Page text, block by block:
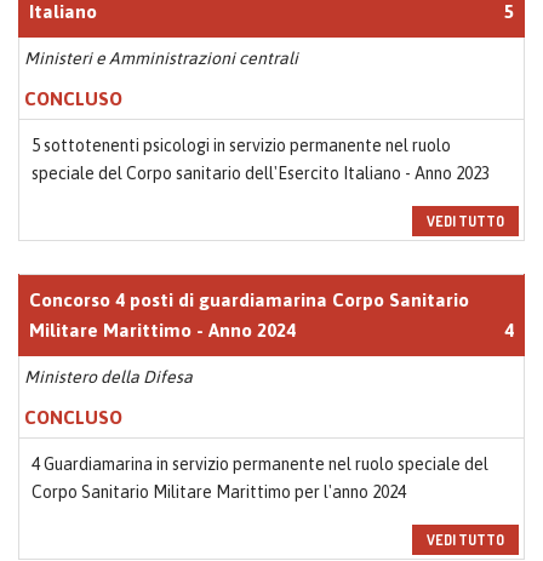
Italiano
5
Ministeri e Amministrazioni centrali
CONCLUSO
5 sottotenenti psicologi in servizio permanente nel ruolo
speciale del Corpo sanitario dell'Esercito Italiano - Anno 2023
VEDI TUTTO
Concorso 4 posti di guardiamarina Corpo Sanitario
Militare Marittimo - Anno 2024
4
Ministero della Difesa
CONCLUSO
4 Guardiamarina in servizio permanente nel ruolo speciale del
Corpo Sanitario Militare Marittimo per l'anno 2024
VEDI TUTTO